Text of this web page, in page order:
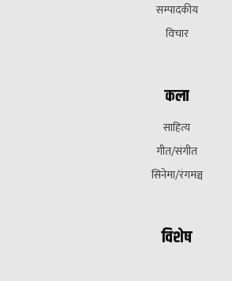
सम्पादकीय
विचार
कला
साहित्य
गीत/संगीत
सिनेमा/रंगमञ्च
विशेष